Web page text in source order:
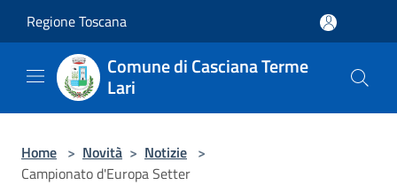
Regione Toscana
Comune di Casciana Terme
Lari
Home > Novità > Notizie >
Campionato d'Europa Setter